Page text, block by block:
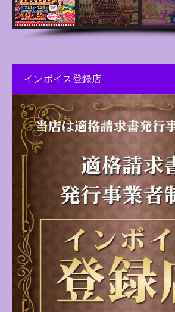
インボイス登録店